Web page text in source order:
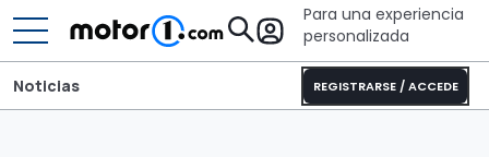
Para una experiencia
personalizada
REGISTRARSE / ACCEDE
Noticias